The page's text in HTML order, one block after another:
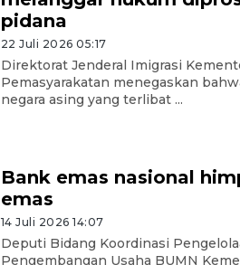
pidana
22 Juli 2026 05:17
Direktorat Jenderal Imigrasi
Pemasyarakatan menegaskan
negara asing yang terlibat ...
Bank emas nasional
emas
14 Juli 2026 14:07
Deputi Bidang Koordinasi
Pengembangan Usaha BUMN
pengeroyokan
Tabanan